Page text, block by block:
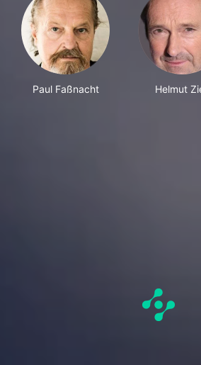
Paul Faßnacht Helmut